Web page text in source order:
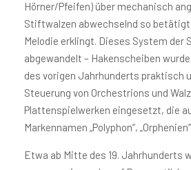
Hörner/Pfeifen) über mechanisch
Stiftwalzen abwechselnd so
Melodie erklingt. Dieses System der
abgewandelt – Hakenscheiben
des vorigen Jahrhunderts praktisch
Steuerung von Orchestrions und
Plattenspielwerken eingesetzt, die
Markennamen „Polyphon“,
Etwa ab Mitte des 19. Jahrhunderts